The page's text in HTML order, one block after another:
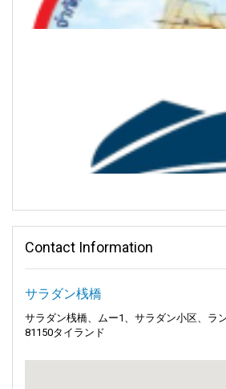
ィングな旅
たの旅を特別なものにします。
私たちの目標は、旅行を簡単でストレス
す。船に乗り込み、素晴らしい海の冒険
いアンダマン海を横断し、この素晴らし
であり、心配することなくリラックスし
きます。
素晴らしいアイランドホッピングをお楽
には独自の魅力があります。想像してみ
なたを天国へのゲートウェイに導きます
アンダマン・ウェーブ・マスターと共に
ましょう。一つ一つの波で、タイの魅力
Contact Information
サラダン桟橋
サラダン桟橋、ムー1、サラダン小区、ラ
81150タイランド